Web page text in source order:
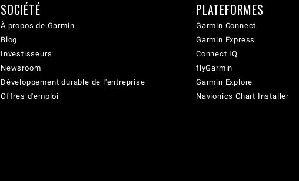
SOCIÉTÉ
À propos de Garmin
Blog
Investisseurs
Newsroom
Développement durable de l'entreprise
Offres d'emploi
PLATEFORMES
Garmin Connect
Garmin Express
Connect IQ
flyGarmin
Garmin Explore
Navionics Chart Installer